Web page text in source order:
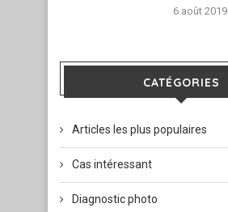
6 août 2019
CATÉGORIES
Articles les plus populaires
Cas intéressant
Diagnostic photo